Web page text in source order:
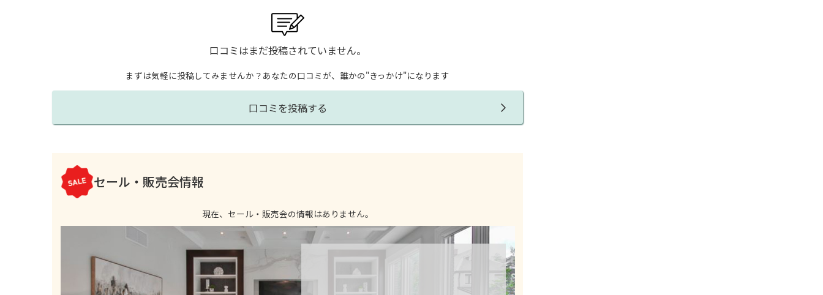
口コミはまだ投稿されていません。
まずは気軽に投稿してみませんか？ あなたの口コミが、誰かの"きっかけ"になります
口コミを投稿する
セール・販売会情報
現在、セール・販売会の情報はありません。